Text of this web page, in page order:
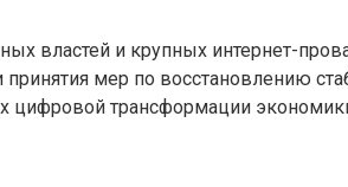
властей и крупных интернет-
мер по восстановлению
цифровой трансформации